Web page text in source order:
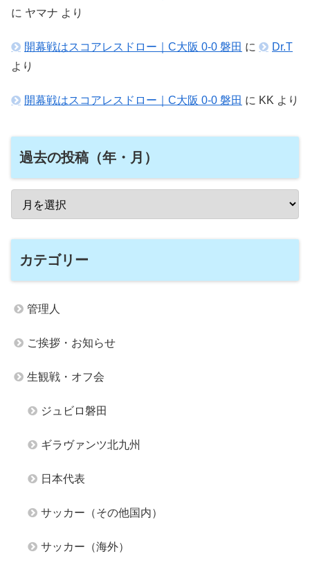
に ヤマナ より
開幕戦はスコアレスドロー｜C大阪 0-0 磐田 に
Dr.T
より
開幕戦はスコアレスドロー｜C大阪 0-0 磐田 に KK より
過去の投稿（年・月）
カテゴリー
管理人
ご挨拶・お知らせ
生観戦・オフ会
ジュビロ磐田
ギラヴァンツ北九州
日本代表
サッカー（その他国内）
サッカー（海外）